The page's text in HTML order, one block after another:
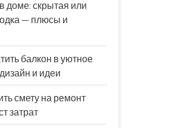
доме: скрытая или
— плюсы и
балкон в уютное
и идеи
смету на ремонт
затрат